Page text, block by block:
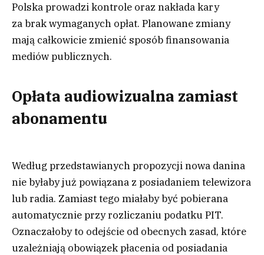
Polska prowadzi kontrole oraz nakłada kary
za brak wymaganych opłat. Planowane zmiany
mają całkowicie zmienić sposób finansowania
mediów publicznych.
Opłata audiowizualna zamiast
abonamentu
Według przedstawianych propozycji nowa danina
nie byłaby już powiązana z posiadaniem telewizora
lub radia. Zamiast tego miałaby być pobierana
automatycznie przy rozliczaniu podatku PIT.
Oznaczałoby to odejście od obecnych zasad, które
uzależniają obowiązek płacenia od posiadania